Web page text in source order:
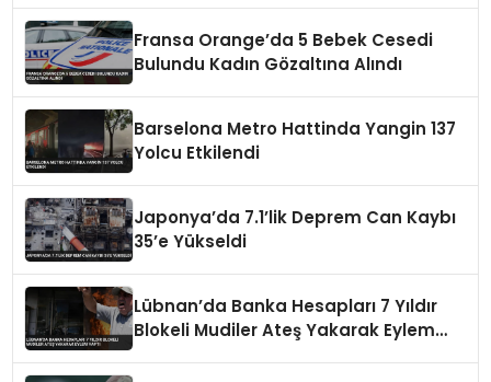
Fransa Orange’da 5 Bebek Cesedi
Bulundu Kadın Gözaltına Alındı
Barselona Metro Hattinda Yangin 137
Yolcu Etkilendi
Japonya’da 7.1’lik Deprem Can Kaybı
35’e Yükseldi
Lübnan’da Banka Hesapları 7 Yıldır
Blokeli Mudiler Ateş Yakarak Eylem